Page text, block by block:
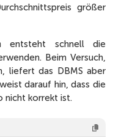
größer
entsteht schnell die
Beim Versuch,
liefert das DBMS aber
darauf hin, dass die
nicht korrekt ist.